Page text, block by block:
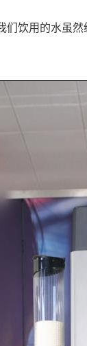
们饮用的水虽